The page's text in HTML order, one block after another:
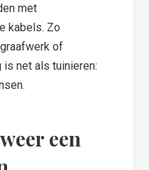
met
kabels. Zo
of
is net als tuinieren:
een